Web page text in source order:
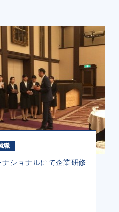
職
ショナルにて企業研修